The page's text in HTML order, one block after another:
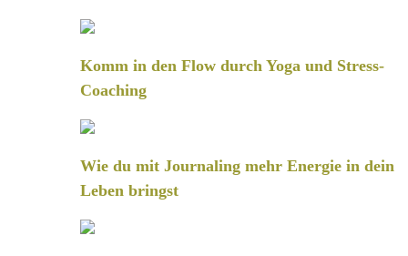
Komm in den Flow durch Yoga und Stress-
Coaching
Wie du mit Journaling mehr Energie in dein
Leben bringst